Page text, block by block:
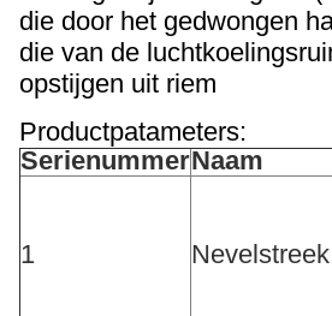
die door het gedwongen
die van de
opstijgen uit riem
Productpatameters:
SerienummerNaam
1 Nevelstreek